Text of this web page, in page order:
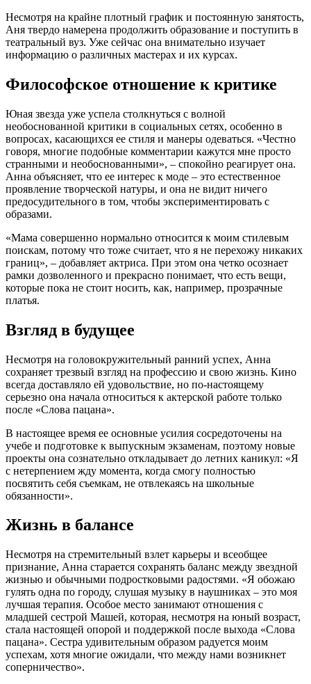
Несмотря на крайне плотный график и постоянную занятость,
Аня твердо намерена продолжить образование и поступить в
театральный вуз. Уже сейчас она внимательно изучает
информацию о различных мастерах и их курсах.
Философское отношение к критике
Юная звезда уже успела столкнуться с волной
необоснованной критики в социальных сетях, особенно в
вопросах, касающихся ее стиля и манеры одеваться. «Честно
говоря, многие подобные комментарии кажутся мне просто
странными и необоснованными», – спокойно реагирует она.
Анна объясняет, что ее интерес к моде – это естественное
проявление творческой натуры, и она не видит ничего
предосудительного в том, чтобы экспериментировать с
образами.
«Мама совершенно нормально относится к моим стилевым
поискам, потому что тоже считает, что я не перехожу никаких
границ», – добавляет актриса. При этом она четко осознает
рамки дозволенного и прекрасно понимает, что есть вещи,
которые пока не стоит носить, как, например, прозрачные
платья.
Взгляд в будущее
Несмотря на головокружительный ранний успех, Анна
сохраняет трезвый взгляд на профессию и свою жизнь. Кино
всегда доставляло ей удовольствие, но по-настоящему
серьезно она начала относиться к актерской работе только
после «Слова пацана».
В настоящее время ее основные усилия сосредоточены на
учебе и подготовке к выпускным экзаменам, поэтому новые
проекты она сознательно откладывает до летних каникул: «Я
с нетерпением жду момента, когда смогу полностью
посвятить себя съемкам, не отвлекаясь на школьные
обязанности».
Жизнь в балансе
Несмотря на стремительный взлет карьеры и всеобщее
признание, Анна старается сохранять баланс между звездной
жизнью и обычными подростковыми радостями. «Я обожаю
гулять одна по городу, слушая музыку в наушниках – это моя
лучшая терапия. Особое место занимают отношения с
младшей сестрой Машей, которая, несмотря на юный возраст,
стала настоящей опорой и поддержкой после выхода «Слова
пацана». Сестра удивительным образом радуется моим
успехам, хотя многие ожидали, что между нами возникнет
соперничество».